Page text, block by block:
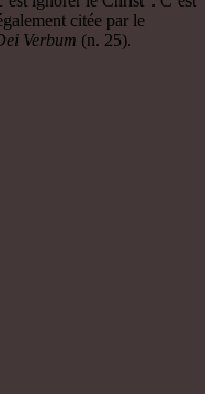
citée par le
Verbum (n. 25).